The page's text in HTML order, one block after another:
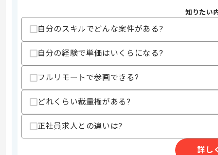
・DMP、BIなどのデータマネジメン
・Google Cloud Platformを活用した実
・マーケティングオートメション／メ
精算・お支払い
精算条件
有
精算基準時間
知りたい
自分のスキルでどんな案件がある?
自分の経験で単価はいくらになる?
フルリモートで参画できる?
どれくらい裁量権がある?
正社員求人との違いは?
詳し